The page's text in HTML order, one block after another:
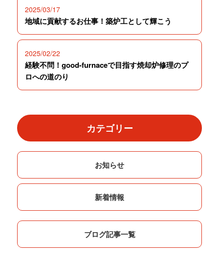
2025/03/17
地域に貢献するお仕事！築炉工として輝こう
2025/02/22
経験不問！good-furnaceで目指す焼却炉修理のプ
ロへの道のり
カテゴリー
お知らせ
新着情報
ブログ記事一覧